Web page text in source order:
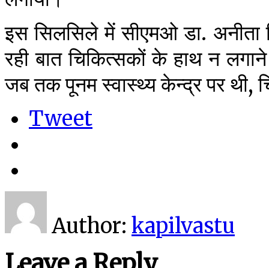
इस सिलसिले में सीएमओ डा. अनीता
रही बात चिकित्सकों के हाथ न
जब तक पूनम स्वास्थ्य केन्द्र पर थी,
Tweet
Author: kapilvastu